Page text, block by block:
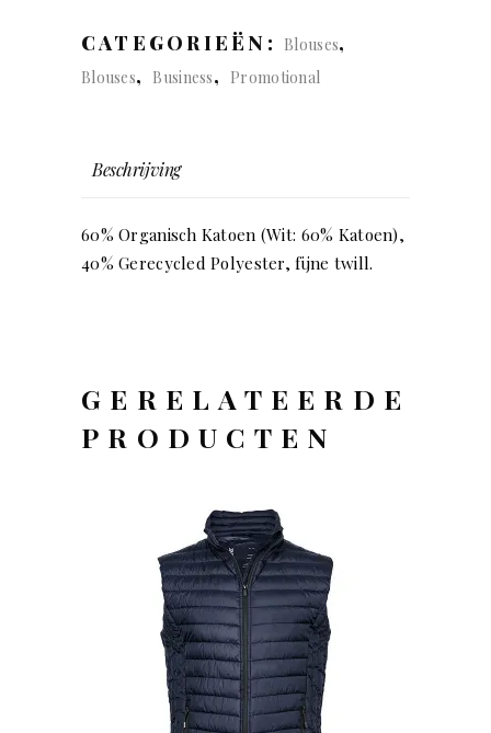
CATEGORIEËN: Blouses,
Blouses, Business, Promotional
Beschrijving
60% Organisch Katoen (Wit: 60% Katoen),
40% Gerecycled Polyester, fijne twill.
GERELATEERDE
PRODUCTEN
OFFERTEAANVRAAG